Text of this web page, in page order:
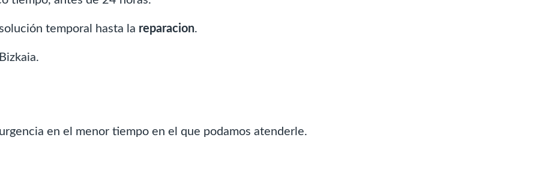
temporal hasta la reparacion.
en el menor tiempo en el que podamos atenderle.